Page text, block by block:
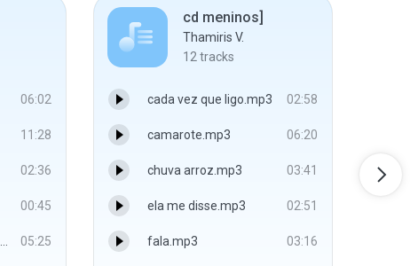
06:02
11:28
02:36
00:45
05:25
cd meninos]
Thamiris V.
12 tracks
cada vez que ligo.mp3 02:58
camarote.mp3 06:20
chuva arroz.mp3 03:41
ela me disse.mp3 02:51
fala.mp3 03:16